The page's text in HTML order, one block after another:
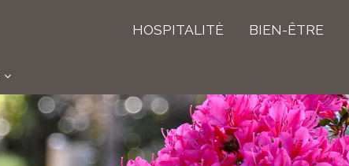
HOSPITALITÈ BIEN-ÊTRE